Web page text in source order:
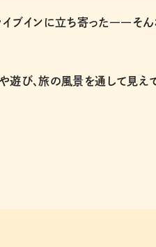
イブインに立ち寄った――そ
遊び、旅の風景を通して見え